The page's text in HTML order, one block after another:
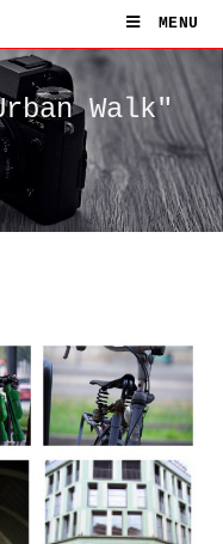
MENU
Walk"